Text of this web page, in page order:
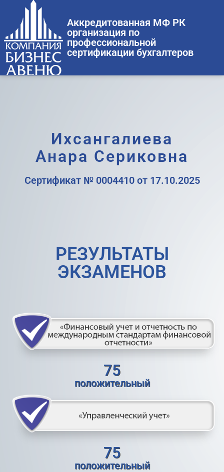
Аккредитованная МФ РК
организация по
профессиональной
сертификации бухгалтеров
Ихсангалиева
Анара Сериковна
Сертификат № 0004410 от 17.10.2025
РЕЗУЛЬТАТЫ
ЭКЗАМЕНОВ
75
положительный
75
положительный